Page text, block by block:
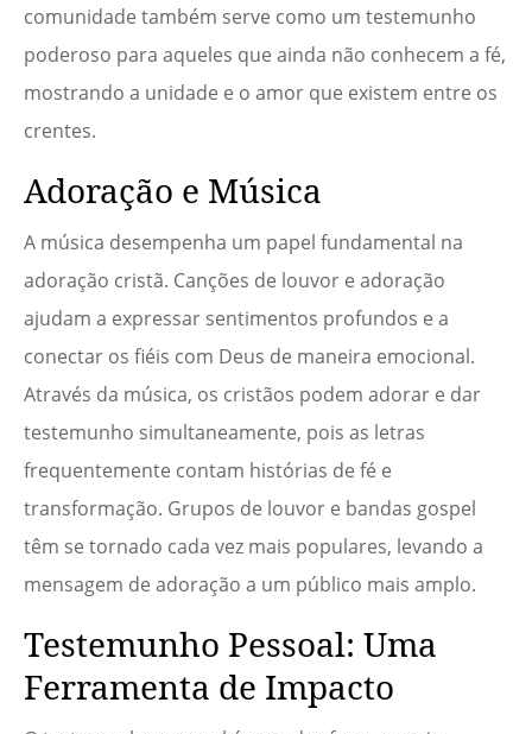
comunidade também serve como um testemunho
poderoso para aqueles que ainda não conhecem a fé,
mostrando a unidade e o amor que existem entre os
crentes.
Adoração e Música
A música desempenha um papel fundamental na
adoração cristã. Canções de louvor e adoração
ajudam a expressar sentimentos profundos e a
conectar os fiéis com Deus de maneira emocional.
Através da música, os cristãos podem adorar e dar
testemunho simultaneamente, pois as letras
frequentemente contam histórias de fé e
transformação. Grupos de louvor e bandas gospel
têm se tornado cada vez mais populares, levando a
mensagem de adoração a um público mais amplo.
Testemunho Pessoal: Uma
Ferramenta de Impacto